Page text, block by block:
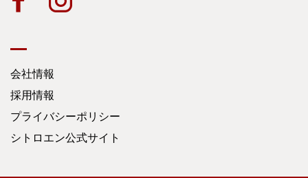
会社情報
採用情報
プライバシーポリシー
シトロエン公式サイト